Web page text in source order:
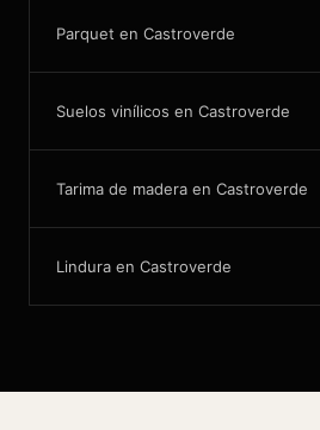
Parquet en Castroverde
Suelos vinílicos en Castroverde
Tarima de madera en Castroverde
Lindura en Castroverde